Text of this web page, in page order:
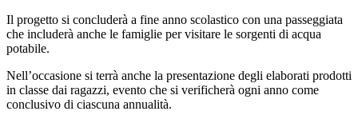
Il progetto si concluderà a fine anno scolastico con una passeggiata
che includerà anche le famiglie per visitare le sorgenti di acqua
potabile.
Nell’occasione si terrà anche la presentazione degli elaborati prodotti
in classe dai ragazzi, evento che si verificherà ogni anno come
conclusivo di ciascuna annualità.